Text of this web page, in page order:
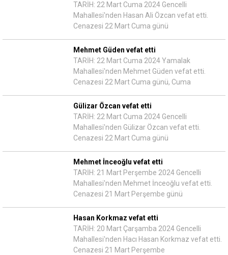
TARİH: 22 Mart Cuma 2024 Gencelli
Mahallesi'nden Hasan Ali Özcan vefat etti.
Cenazesi 22 Mart Cuma günü
Mehmet Güden vefat etti
TARİH: 22 Mart Cuma 2024 Yamalak
Mahallesi'nden Mehmet Güden vefat etti.
Cenazesi 22 Mart Cuma günü, Cuma
Gülizar Özcan vefat etti
TARİH: 22 Mart Cuma 2024 Gencelli
Mahallesi'nden Gülizar Özcan vefat etti.
Cenazesi 22 Mart Cuma günü
Mehmet İnceoğlu vefat etti
TARİH: 21 Mart Perşembe 2024 Gencelli
Mahallesi'nden Mehmet İnceoğlu vefat etti.
Cenazesi 21 Mart Perşembe günü
Hasan Korkmaz vefat etti
TARİH: 20 Mart Çarşamba 2024 Gencelli
Mahallesi'nden Hacı Hasan Korkmaz vefat etti.
Cenazesi 21 Mart Perşembe